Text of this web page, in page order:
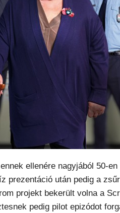
ellenére nagyjából 50-
prezentáció után pedig a
projekt bekerült volna a
pedig pilot epizódot